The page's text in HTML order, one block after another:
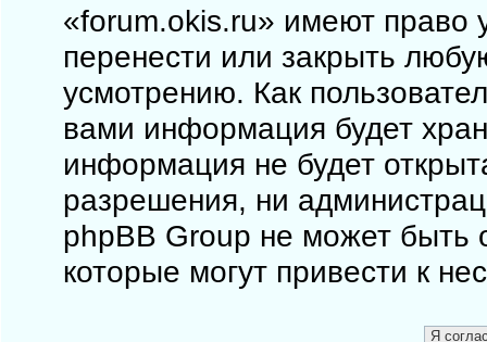
«forum.okis.ru» имеют право
перенести или закрыть
усмотрению. Как
вами информация будет
информация не будет
разрешения, ни
phpBB Group не может быть
которые могут привести к